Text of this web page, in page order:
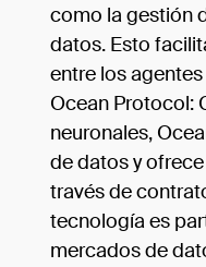
como la gestión
datos. Esto
entre los
Ocean Protocol:
neuronales,
de datos y
través de
tecnología es
mercados de